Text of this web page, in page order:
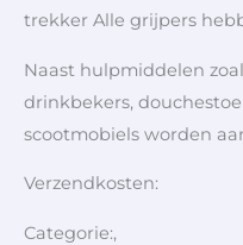
trekker Alle grijpers
Naast hulpmiddelen
drinkbekers,
scootmobiels worden
Verzendkosten:
Categorie:,